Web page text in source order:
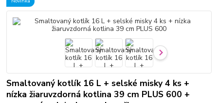
Smaltovaný kotlík 16 L + selské misky 4 ks +
nízka žiaruvzdorná kotlina 39 cm PLUS 600 +